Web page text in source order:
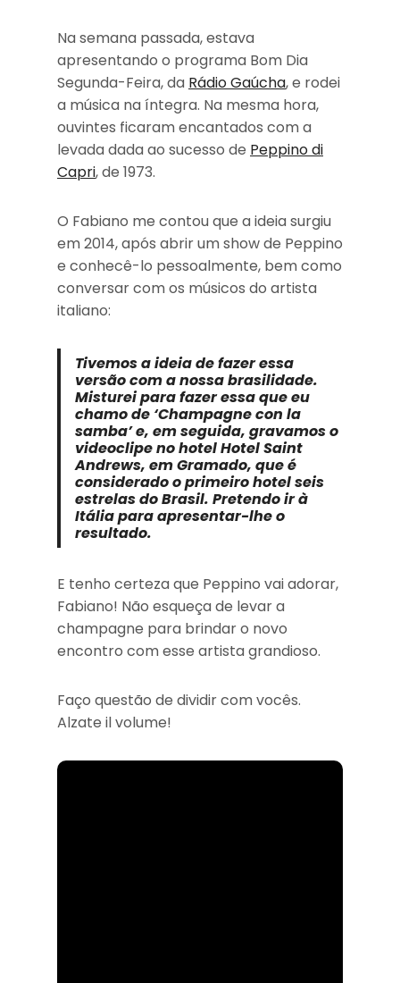
Na semana passada, estava
apresentando o programa Bom Dia
Segunda-Feira, da Rádio Gaúcha, e rodei
a música na íntegra. Na mesma hora,
ouvintes ficaram encantados com a
levada dada ao sucesso de Peppino di
Capri, de 1973.
O Fabiano me contou que a ideia surgiu
em 2014, após abrir um show de Peppino
e conhecê-lo pessoalmente, bem como
conversar com os músicos do artista
italiano:
Tivemos a ideia de fazer essa
versão com a nossa brasilidade.
Misturei para fazer essa que eu
chamo de ‘Champagne con la
samba’ e, em seguida, gravamos o
videoclipe no hotel Hotel Saint
Andrews, em Gramado, que é
considerado o primeiro hotel seis
estrelas do Brasil. Pretendo ir à
Itália para apresentar-lhe o
resultado.
E tenho certeza que Peppino vai adorar,
Fabiano! Não esqueça de levar a
champagne para brindar o novo
encontro com esse artista grandioso.
Faço questão de dividir com vocês.
Alzate il volume!